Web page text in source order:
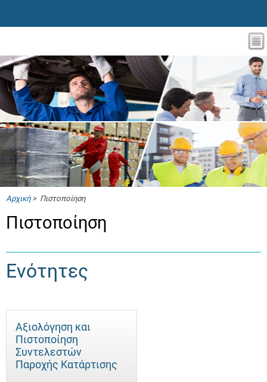
Αρχική> Πιστοποίηση
Πιστοποίηση
Ενότητες
Αξιολόγηση και
Πιστοποίηση
Συντελεστών
Παροχής Κατάρτισης